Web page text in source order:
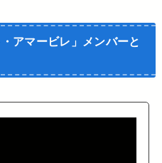
アマービレ」メンバーと